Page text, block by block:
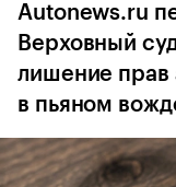
Autonews.ru
Верховный
лишение прав
в пьяном